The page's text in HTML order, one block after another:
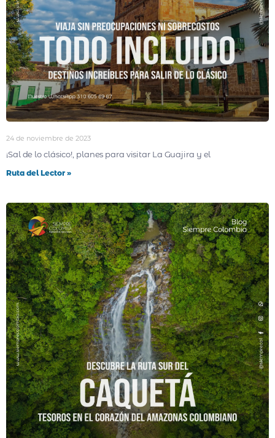
24 de noviembre de 2023
¡Sal de lo clásico!, planes para visitar La Guajira y el
Ruta del Lector »